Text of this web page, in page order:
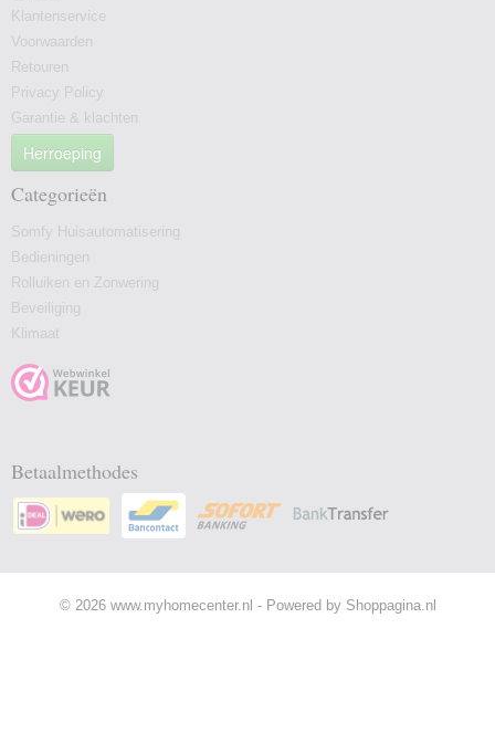
Klantenservice
Voorwaarden
Retouren
Privacy Policy
Garantie & klachten
Herroeping
Categorieën
Somfy Huisautomatisering
Bedieningen
Rolluiken en Zonwering
Beveiliging
Klimaat
Betaalmethodes
© 2026 www.myhomecenter.nl - Powered by Shoppagina.nl